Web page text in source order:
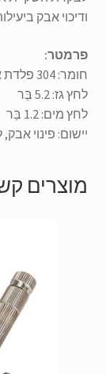
ודיכוי אבק
פרמטר:
חומר: 304 פלדת אל - חלד
לחץ גז: 5.2
בַּר
לחץ מים: 1.2
בַּר
יישום: פינוי אבק,
מוצרים